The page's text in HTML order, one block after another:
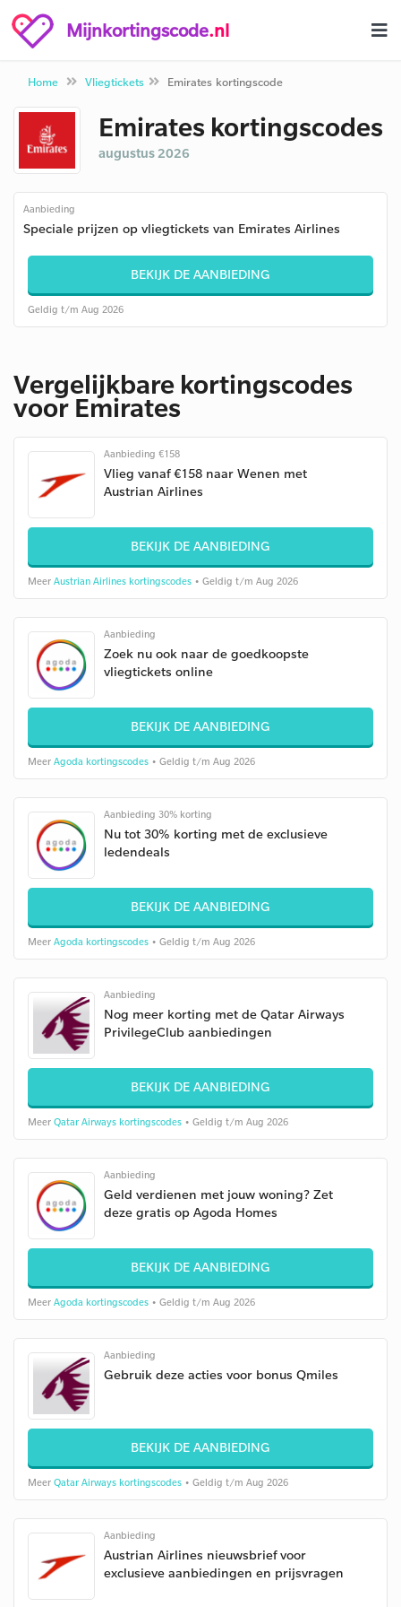
Mijnkortingscode.nl
Home Vliegtickets Emirates kortingscode
Emirates kortingscodes
augustus 2026
Aanbieding
Speciale prijzen op vliegtickets van Emirates Airlines
BEKIJK DE AANBIEDING
Geldig t/m Aug 2026
Vergelijkbare kortingscodes
voor Emirates
Aanbieding €158
Vlieg vanaf €158 naar Wenen met
Austrian Airlines
BEKIJK DE AANBIEDING
Meer Austrian Airlines kortingscodes • Geldig t/m Aug 2026
Aanbieding
Zoek nu ook naar de goedkoopste
vliegtickets online
BEKIJK DE AANBIEDING
Meer Agoda kortingscodes • Geldig t/m Aug 2026
Aanbieding 30% korting
Nu tot 30% korting met de exclusieve
ledendeals
BEKIJK DE AANBIEDING
Meer Agoda kortingscodes • Geldig t/m Aug 2026
Aanbieding
Nog meer korting met de Qatar Airways
PrivilegeClub aanbiedingen
BEKIJK DE AANBIEDING
Meer Qatar Airways kortingscodes • Geldig t/m Aug 2026
Aanbieding
Geld verdienen met jouw woning? Zet
deze gratis op Agoda Homes
BEKIJK DE AANBIEDING
Meer Agoda kortingscodes • Geldig t/m Aug 2026
Aanbieding
Gebruik deze acties voor bonus Qmiles
BEKIJK DE AANBIEDING
Meer Qatar Airways kortingscodes • Geldig t/m Aug 2026
Aanbieding
Austrian Airlines nieuwsbrief voor
exclusieve aanbiedingen en prijsvragen